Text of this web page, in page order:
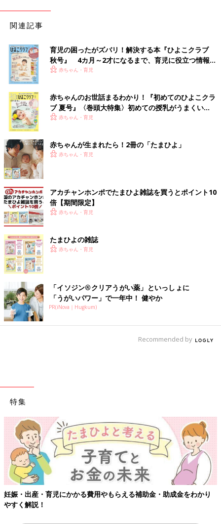
関連記事
育児の困ったがズバリ！解決する本『ひよこクラブ
秋号』 4カ月～2才になるまで、育児に役立つ情報が
いっぱい！
赤ちゃん・育児
赤ちゃんのお世話まるわかり！『初めてのひよこクラ
ブ 夏号』〈巻頭大特集〉初めての授乳がうまくい
く！ おっぱい・ミルクの基本と夏のトラブル 解決テ
赤ちゃん・育児
赤ちゃんが生まれたら！2冊の「たまひよ」
赤ちゃん・育児
アカチャンホンポでたまひよ雑誌を買うとポイント10
倍【期間限定】
赤ちゃん・育児
たまひよの雑誌
赤ちゃん・育児
「イソジン®クリアうがい薬」といっしょに
「うがいパワー」で一年中！ 健やか
PR(iNova｜Hugkum)
Recommended by
特集
妊娠・出産・育児にかかる費用やもらえる補助金・助成金をわかり
やすく解説！